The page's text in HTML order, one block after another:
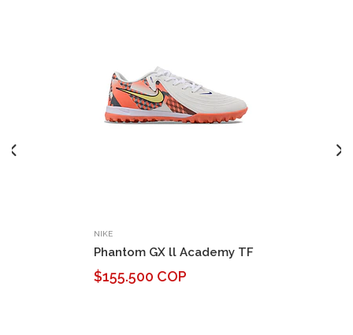
NIKE
Phantom GX ll Academy TF
$155.500 COP